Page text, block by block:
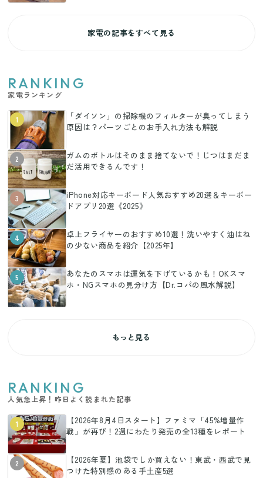
家電の記事をすべて見る
RANKING
家電ランキング
1
「ダイソン」の掃除機のフィルターが臭ってしまう
原因は？パーツごとのお手入れ方法も解説
2
ガムのボトルはそのまま捨てないで！じつはまだま
だ活用できるんです！
3
iPhone対応キーボード人気おすすめ20選＆キーボー
ドアプリ20選《2025》
4
卓上フライヤーのおすすめ10選！洗いやすく油はね
の少ない商品を紹介【2025年】
5
あなたのスマホは運気を下げているかも！OKスマ
ホ・NGスマホの見分け方【Dr.コパの風水解説】
もっと見る
RANKING
人気急上昇！昨日よく読まれた記事
1
【2026年8月4日スタート】ファミマ「45%増量作
戦」が再び！2週にわたり発売の全13種をレポート
2
【2026年夏】池袋でしか買えない！東武・西武で見
つけた特別感のある手土産5選